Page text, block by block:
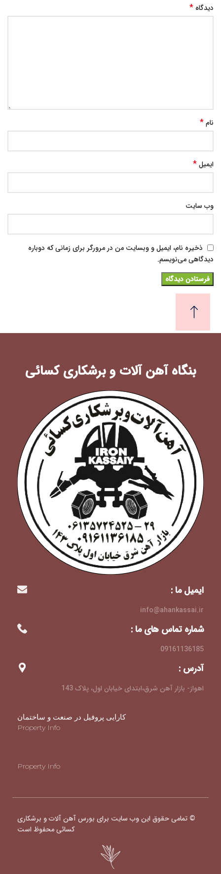
دیدگاه *
نام*
ایمیل*
وب‌ سایت
ذخیره نام، ایمیل و وبسایت من در مرورگر برای زمانی که دوباره
دیدگاهی می‌نویسم.
بنگاه آهن آلات و برشکاری کسائی
ایمیل ما :
info@ahankassai.ir
شماره تماس های ما :
09161136185
آدرس :
اهواز- بازار آهن شرق،ابتدای خیابان اول، پلاک 143
کارایی پروفیل در صنعت و ساختمان
Property Info
Property Info
© تمامی حقوق این وب سایت برای بورس آهن آلات و برشکاری
کسائی محفوظ است